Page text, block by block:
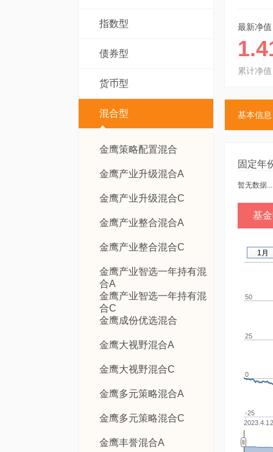
指数型
债券型
货币型
混合型
金鹰策略配置混合
金鹰产业升级混合A
金鹰产业升级混合C
金鹰产业整合混合A
金鹰产业整合混合C
金鹰产业智选一年持有混
合A
金鹰产业智选一年持有混
合C
金鹰成份优选混合
金鹰大视野混合A
金鹰大视野混合C
金鹰多元策略混合A
金鹰多元策略混合C
金鹰丰誉混合A
最新净值
累计净值
基本信息
固定年
暂无数据...
基
2023.4.1
0
-25
25
50
1月